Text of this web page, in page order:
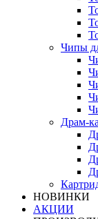
Чипы
Драм-
НОВИНКИ
АКЦИИ